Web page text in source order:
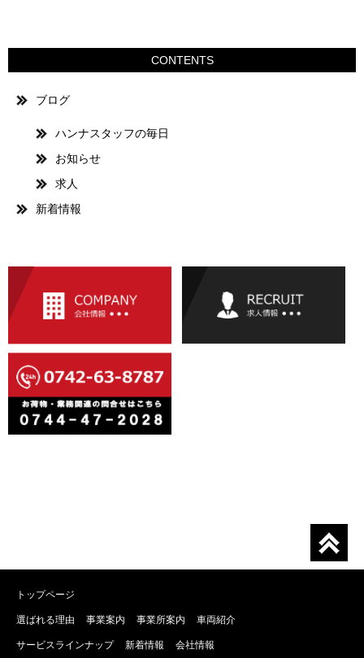
CONTENTS
ブログ
ハンナスタッフの毎日
お知らせ
求人
新着情報
トップページ
選ばれる理由 事業案内 事業所案内 車両紹介
サービスラインナップ 新着情報 会社情報